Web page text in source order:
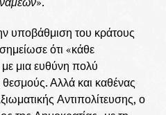
υποβάθμιση του κράτους
ότι «κάθε
μια ευθύνη πολύ
θεσμούς. Αλλά και καθένας
Αντιπολίτευσης, ο